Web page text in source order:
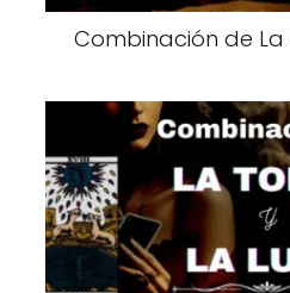
Combinación de La